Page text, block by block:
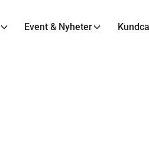
Event & Nyheter